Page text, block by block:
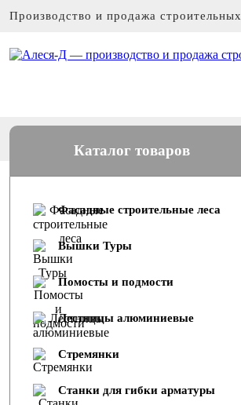
Производство и продажа
Каталог товаров
Фасадные строительные леса
Вышки Туры
Помосты и подмости
Лестницы алюминиевые
Стремянки
Cтанки для гибки арматуры